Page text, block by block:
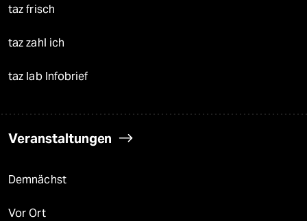
taz frisch
taz zahl ich
taz lab Infobrief
Veranstaltungen
Demnächst
Vor Ort